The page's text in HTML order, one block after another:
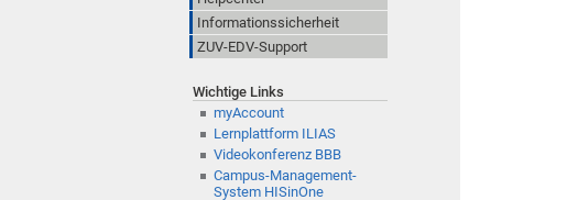
Informationssicherheit
ZUV-EDV-Support
Wichtige Links
myAccount
Lernplattform ILIAS
Videokonferenz BBB
Campus-Management-
System HISinOne